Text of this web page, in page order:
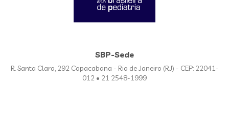
SBP-Sede
R. Santa Clara, 292 Copacabana - Rio de Janeiro (RJ) - CEP: 22041-
012 • 21 2548-1999